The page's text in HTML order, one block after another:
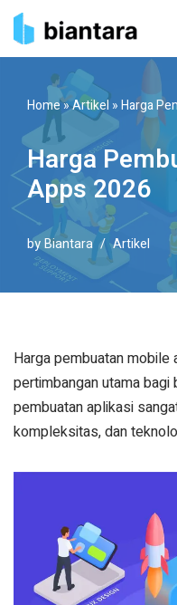
Skip
content
Home»Artikel»Harga
Harga
Apps 2026
byBiantara Artikel
Harga pembuatan
pertimbangan utama bagi
pembuatan aplikasi
kompleksitas, dan